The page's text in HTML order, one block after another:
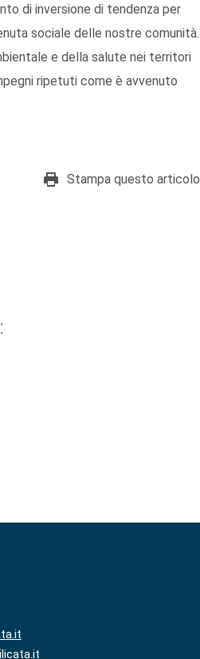
di inversione di tendenza per
sociale delle nostre comunità.
e della salute nei territori
ripetuti come è avvenuto
Stampa questo articolo